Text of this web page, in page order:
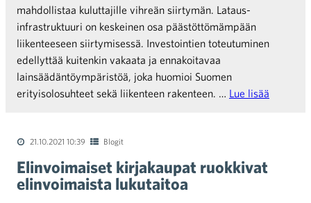
mahdollistaa kuluttajille vihreän siirtymän. Lataus-
infrastruktuuri on keskeinen osa päästöttömämpään
liikenteeseen siirtymisessä. Investointien toteutuminen
edellyttää kuitenkin vakaata ja ennakoitavaa
lainsäädäntöympäristöä, joka huomioi Suomen
erityisolosuhteet sekä liikenteen rakenteen. … Lue lisää
21.10.2021 10:39 Blogit
Elinvoimaiset kirjakaupat ruokkivat
elinvoimaista lukutaitoa